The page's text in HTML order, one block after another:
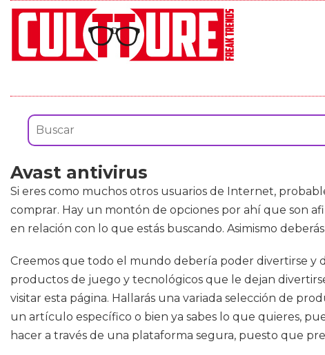
Avast antivirus
Si eres como muchos otros usuarios de Internet,
comprar. Hay un montón de opciones por ahí que son
en relación con lo que estás buscando. Asimismo
Creemos que todo el mundo debería poder divertirse y
productos de juego y tecnológicos que le dejan
visitar esta página. Hallarás una variada selección de
un artículo específico o bien ya sabes lo que quieres,
hacer a través de una plataforma segura, puesto que